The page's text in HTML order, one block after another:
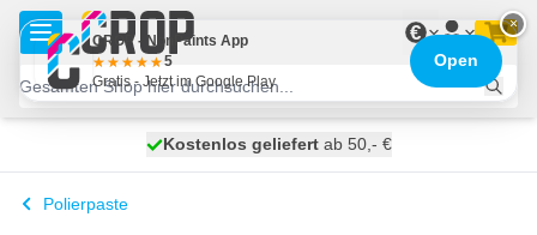
Zum Inhalt springen
€
morgen versendet
Kostenlos geliefertab 50,- €
100 Tage
Polierpaste
×
CROP - NonPaints App
5
Gratis - Jetzt im Google Play
Open